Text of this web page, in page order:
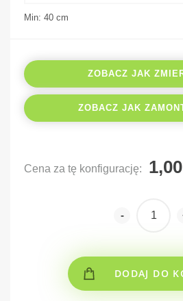
Min: 40 cm
ZOBACZ JAK
ZOBACZ JAK
Cena za tę konfigurację:
-
DODAJ DO